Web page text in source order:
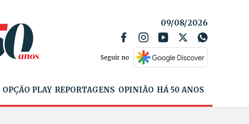
09/08/2026
Seguir no
OPÇÃO PLAY REPORTAGENS OPINIÃO HÁ 50 ANOS